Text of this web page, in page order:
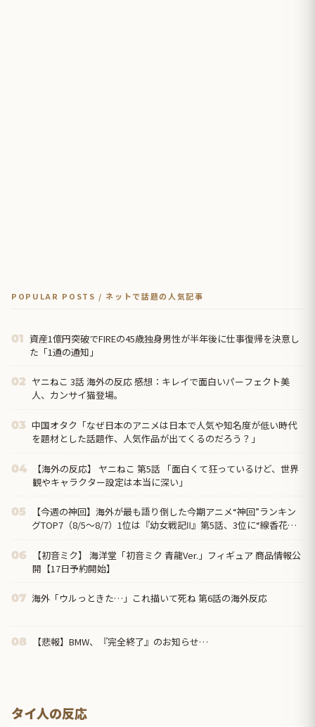
POPULAR POSTS / ネットで話題の人気記事
01 資産1億円突破でFIREの45歳独身男性が半年後に仕事復帰を決意し
た「1通の通知」
02 ヤニねこ 3話 海外の反応 感想：キレイで面白いパーフェクト美
人、カンサイ猫登場。
03 中国オタク「なぜ日本のアニメは日本で人気や知名度が低い時代
を題材とした話題作、人気作品が出てくるのだろう？」
04
【海外の反応】 ヤニねこ 第5話 「面白くて狂っているけど、世界
観やキャラクター設定は本当に深い」
05
【今週の神回】海外が最も語り倒した今期アニメ“神回”ランキン
グTOP7（8/5〜8/7）1位は『幼女戦記Ⅱ』第5話、3位に“線香花火
06
【初音ミク】 海洋堂「初音ミク 青龍Ver.」フィギュア 商品情報公
開【17日予約開始】
07 海外「ウルっときた…」これ描いて死ね 第6話の海外反応
08 【悲報】BMW、『完全終了』のお知らせ…
タイ人の反応